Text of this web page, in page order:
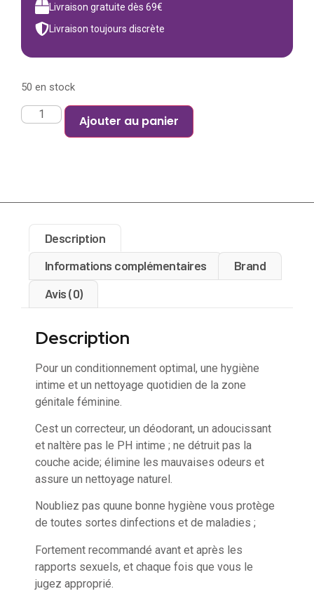
Livraison gratuite dès 69€
Livraison toujours discrète
50 en stock
Ajouter au panier
Description
Informations complémentaires
Brand
Avis (0)
Description
Pour un conditionnement optimal, une hygiène
intime et un nettoyage quotidien de la zone
génitale féminine.
Cest un correcteur, un déodorant, un adoucissant
et naltère pas le PH intime ; ne détruit pas la
couche acide; élimine les mauvaises odeurs et
assure un nettoyage naturel.
Noubliez pas quune bonne hygiène vous protège
de toutes sortes dinfections et de maladies ;
Fortement recommandé avant et après les
rapports sexuels, et chaque fois que vous le
jugez approprié.